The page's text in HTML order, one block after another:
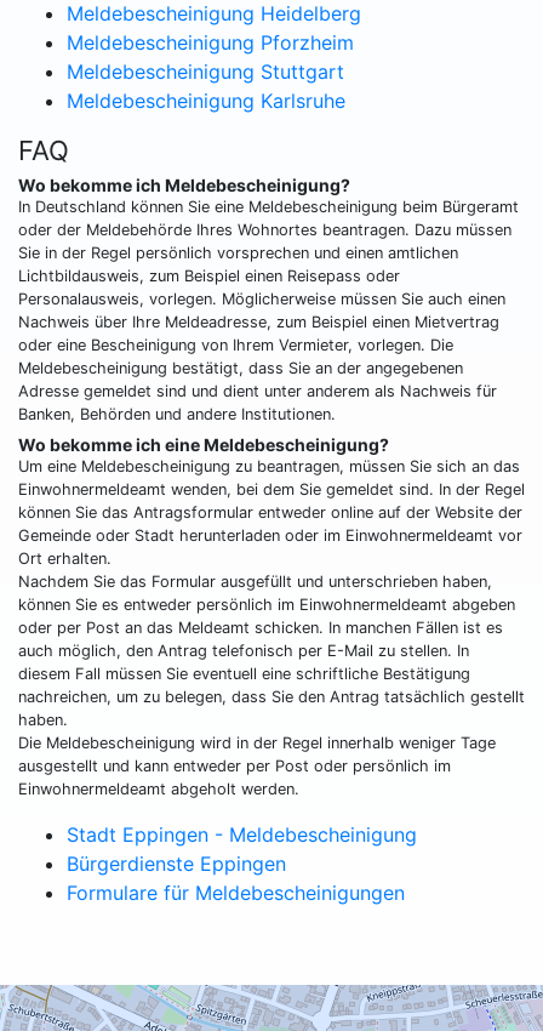
Meldebescheinigung Heidelberg
Meldebescheinigung Pforzheim
Meldebescheinigung Stuttgart
Meldebescheinigung Karlsruhe
FAQ
Wo bekomme ich Meldebescheinigung?
In Deutschland können Sie eine Meldebescheinigung beim Bürgeramt
oder der Meldebehörde Ihres Wohnortes beantragen. Dazu müssen
Sie in der Regel persönlich vorsprechen und einen amtlichen
Lichtbildausweis, zum Beispiel einen Reisepass oder
Personalausweis, vorlegen. Möglicherweise müssen Sie auch einen
Nachweis über Ihre Meldeadresse, zum Beispiel einen Mietvertrag
oder eine Bescheinigung von Ihrem Vermieter, vorlegen. Die
Meldebescheinigung bestätigt, dass Sie an der angegebenen
Adresse gemeldet sind und dient unter anderem als Nachweis für
Banken, Behörden und andere Institutionen.
Wo bekomme ich eine Meldebescheinigung?
Um eine Meldebescheinigung zu beantragen, müssen Sie sich an das
Einwohnermeldeamt wenden, bei dem Sie gemeldet sind. In der Regel
können Sie das Antragsformular entweder online auf der Website der
Gemeinde oder Stadt herunterladen oder im Einwohnermeldeamt vor
Ort erhalten.
Nachdem Sie das Formular ausgefüllt und unterschrieben haben,
können Sie es entweder persönlich im Einwohnermeldeamt abgeben
oder per Post an das Meldeamt schicken. In manchen Fällen ist es
auch möglich, den Antrag telefonisch per E-Mail zu stellen. In
diesem Fall müssen Sie eventuell eine schriftliche Bestätigung
nachreichen, um zu belegen, dass Sie den Antrag tatsächlich gestellt
haben.
Die Meldebescheinigung wird in der Regel innerhalb weniger Tage
ausgestellt und kann entweder per Post oder persönlich im
Einwohnermeldeamt abgeholt werden.
Stadt Eppingen - Meldebescheinigung
Bürgerdienste Eppingen
Formulare für Meldebescheinigungen